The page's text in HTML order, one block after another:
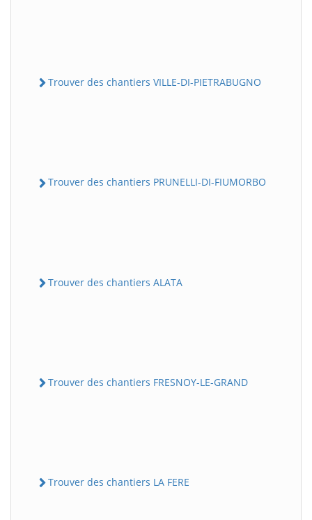
Trouver des chantiers VILLE-DI-PIETRABUGNO
Trouver des chantiers PRUNELLI-DI-FIUMORBO
Trouver des chantiers ALATA
Trouver des chantiers FRESNOY-LE-GRAND
Trouver des chantiers LA FERE